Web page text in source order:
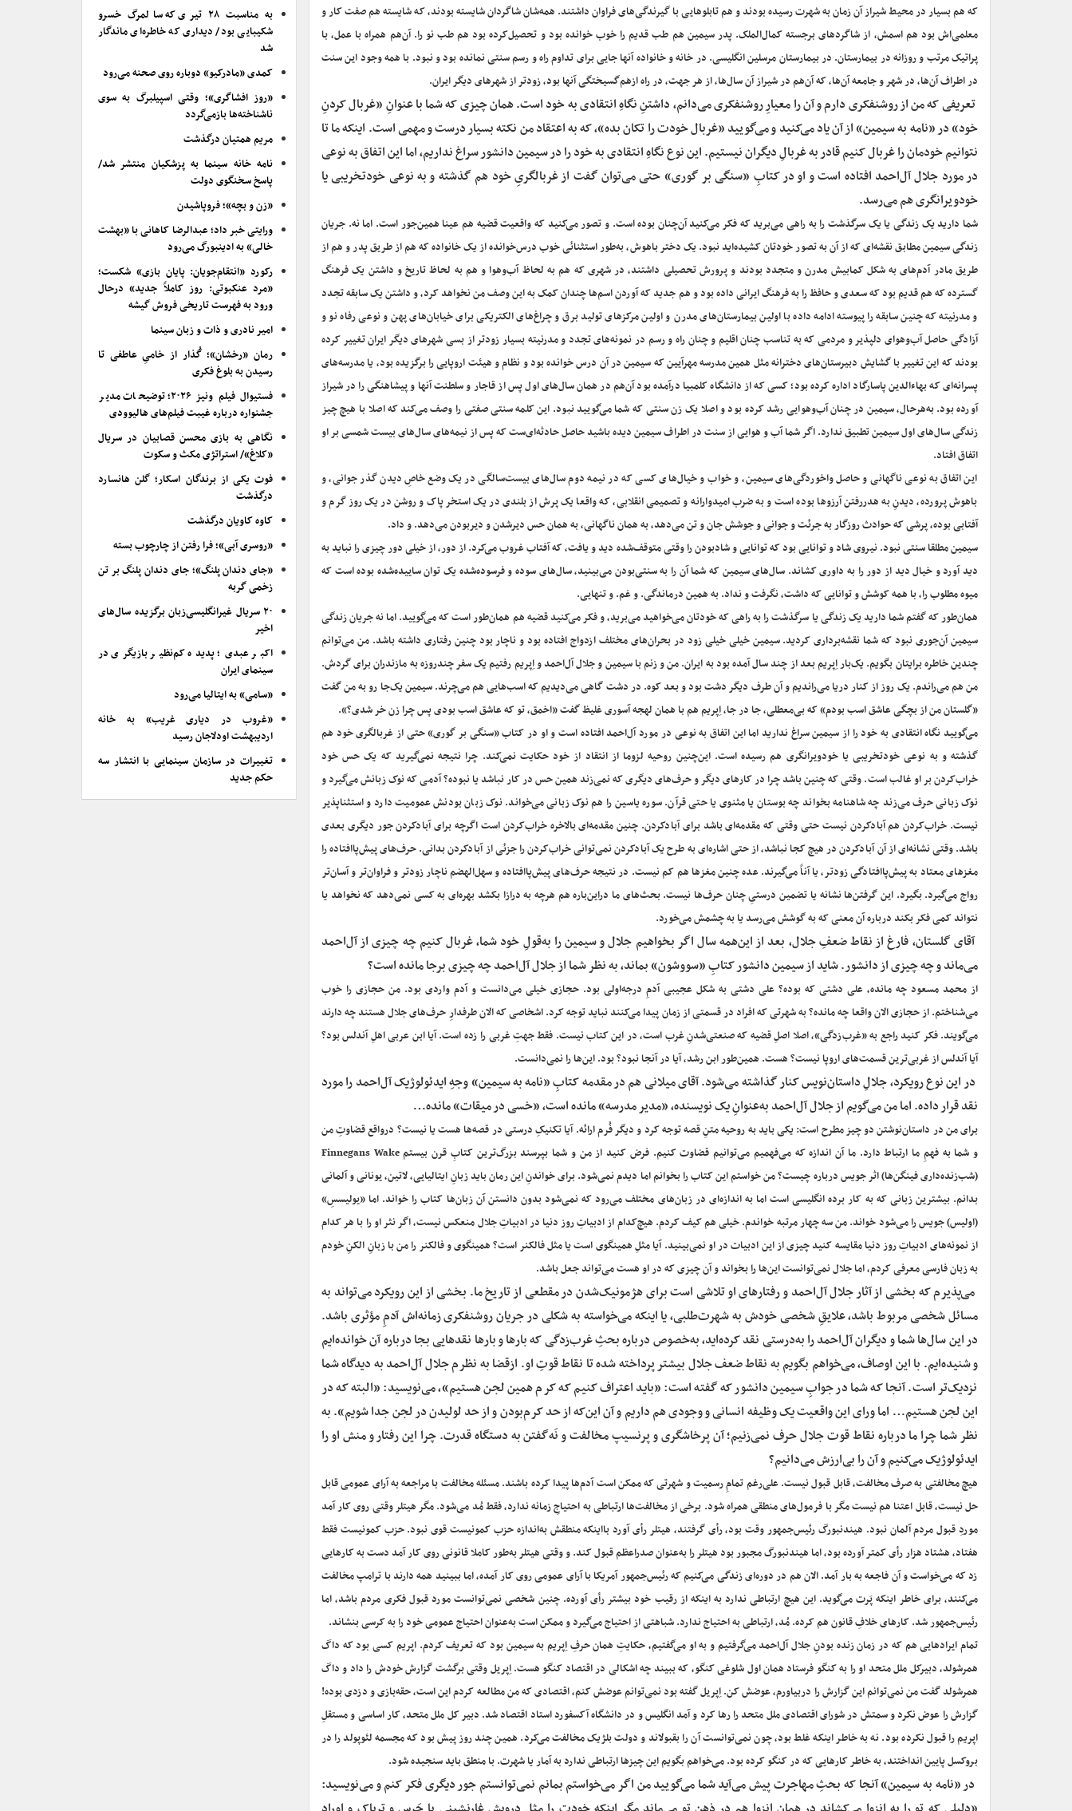
که هم بسیار در محیط شیراز آن زمان به شهرت رسیده بودند و هم تابلوهایی با گیرندگی‌های فراوان داشتند. همه‌شان شاگردان شایسته بودند، که شایسته هم صفت کار و
معلمی‌اش بود هم اسمش، از شاگردهای برجسته کمال‌الملک. پدر سیمین هم طب قدیم را خوب خوانده بود و تحصیل‌کرده بود هم طب نو را. آن‌هم همراه با عمل، با
پراتیک مرتب و روزانه در بیمارستان. در بیمارستان مرسلین انگلیسی. در خانه و خانواده آنها جایی برای تداوم راه و رسم سنتی نمانده بود و نبود. با همه وجود این سنت
در اطراف آن‌ها، در شهر و جامعه آن‌ها، که آن‌هم در شیراز آن سال‌ها، از هر جهت، در راه ازهم‌گسیختگی آنها بود، زودتر از شهرهای دیگر ایران.
‌ تعریفی که من از روشنفکری دارم و آن را معیارِ روشنفکری می‌دانم، داشتنِ نگاهِ انتقادی به خود است. همان چیزی که شما با عنوانِ «غربال کردنِ
خود» در «نامه به سیمین» از آن یاد می‌کنید و می‌گویید «غربال خودت را تکان بده»، که به اعتقاد من نکته بسیار درست و مهمی است. اینکه ما تا
نتوانیم خودمان را غربال کنیم قادر به غربالِ دیگران نیستیم. این نوع نگاهِ انتقادی به خود را در سیمین دانشور سراغ نداریم، اما این اتفاق به ‌نوعی
در مورد جلال آل‌احمد افتاده است و او در کتابِ «سنگی بر گوری» حتی می‌توان گفت از غربالگریِ خود هم گذشته و به نوعی خودتخریبی یا
خودویرانگری هم می‌رسد.
شما دارید یک زندگی یا یک سرگذشت را به راهی می‌برید که فکر می‌کنید آن‌چنان بوده است. و تصور می‌کنید که واقعیت قضیه هم عینا همین‌جور است. اما نه. جریان
زندگی سیمین مطابق نقشه‌ای که از آن به تصور خودتان کشیده‌اید نبود. یک دختر باهوش، به‌طور استثنائی خوب درس‌خوانده از یک خانواده که هم از طریق پدر و هم از
طریق مادر آدم‌های به شکل کمابیش مدرن و متجدد بودند و پرورش تحصیلی داشتند، در شهری که هم به لحاظ آب‌وهوا و هم به لحاظ تاریخ و داشتن یک فرهنگ
گسترده که هم قدیم بود که سعدی و حافظ را به فرهنگ ایرانی داده بود و هم جدید که آوردن اسم‌ها چندان کمک به این وصف من نخواهد کرد، و داشتن یک سابقه تجدد
و مدرنیته که چنین سابقه را پیوسته ادامه داده با اولین بیمارستان‌های مدرن و اولین مرکزهای تولید برق و چراغ‌های الکتریکی برای خیابان‌های پهن و نوعی رفاه نو و
آزادگی حاصل آب‌وهوای دلپذیر و مردمی که به ‌تناسب چنان اقلیم و چنان راه و رسم در نمونه‌های تجدد و مدرنیته بسیار زودتر از بسی شهرهای دیگر ایران تغییر کرده
بودند که این تغییر با گشایش دبیرستان‌های دخترانه مثل همین مدرسه مهرآیین که سیمین در آن درس خوانده بود و نظام و هیئت اروپایی را برگزیده بود، یا مدرسه‌های
پسرانه‌ای که بهاءالدین پاسارگاد اداره کرده بود؛ کسی که از دانشگاه کلمبیا درآمده بود آن‌هم در همان سال‌های اول پس از قاجار و سلطنت آنها و پیشاهنگی را در شیراز
آورده بود. به‌هرحال، سیمین در چنان آب‌وهوایی رشد کرده بود و اصلا یک زن سنتی که شما می‌گویید نبود. این کلمه سنتی صفتی را وصف می‌کند که اصلا با هیچ چیز
زندگی سال‌های اول سیمین تطبیق ندارد. اگر شما آب و هوایی از سنت در اطراف سیمین دیده باشید حاصل حادثه‌ای‌ست که پس از نیمه‌های سال‌های بیست شمسی بر او
اتفاق افتاد.
این اتفاق به نوعی ناگهانی و حاصل واخوردگی‌های سیمین، و خواب و خیال‌های کسی که در نیمه دوم سال‌های بیست‌سالگی در یک وضع خاصِ دیدن گذر جوانی، و
باهوش پرورده، دیدنِ به هدررفتن آرزوها بوده است و به ضرب امیدوارانه و تصمیمی انقلابی، که واقعا یک پرش از بلندی در یک استخر پاک و روشن در یک روز گرم و
آفتابی بوده، پرشی که حوادث روزگار به جرئت و جوانی و جوشش جان و تن می‌دهد، به همان ناگهانی، به همان حس دیرشدن و دیربودن می‌دهد. و داد.
سیمین مطلقا سنتی نبود. نیروی شاد و توانایی بود که توانایی و شادبودن را وقتی متوقف‌شده دید و یافت، که آفتاب غروب می‌کرد. از دور، از خیلی دور چیزی را نباید به
دید آورد و خیال دید از دور را به داوری کشاند. سال‌های سیمین که شما آن را به سنتی‌بودن می‌بینید، سال‌های سوده و فرسوده‌‌شده یک توان ساییده‌شده بوده است که
میوه مطلوب را، با همه کوشش و توانایی که داشت، نگرفت و نداد. به همین درماندگی. و غم. و تنهایی.
همان‌طور که گفتم شما دارید یک زندگی یا سرگذشت را به راهی که خودتان می‌خواهید می‌برید، و فکر می‌کنید قضیه هم همان‌طور است که می‌گویید. اما نه جریان زندگی
سیمین آن‌جوری نبود که شما نقشه‌برداری کردید. سیمین خیلی خیلی زود در بحران‌های مختلف ازدواج افتاده بود و ناچار بود چنین رفتاری داشته باشد. من می‌توانم
چندین خاطره برایتان بگویم. یک‌بار اِپریم بعد از چند سال آمده بود به ایران. من و زنم با سیمین و جلال آل‌احمد و اِپریم رفتیم یک سفر چندروزه به مازندران برای گردش.
من هم می‌راندم. یک روز از کنار دریا می‌راندیم و آن طرف دیگر دشت بود و بعد کوه. در دشت گاهی می‌دیدیم که اسب‌هایی هم می‌چرند. سیمین یک‌جا رو به من گفت
«گلستان من از بچگی عاشق اسب بودم» که بی‌معطلی، جا در جا، اِپریم هم با همان لهجه آسوری غلیظ گفت «اخمق، تو که عاشق اسب بودی پس چرا زن خر شدی؟».
می‌گویید نگاه انتقادی به خود را از سیمین سراغ ندارید اما این اتفاق به نوعی در مورد آل‌احمد افتاده است و او در کتاب «سنگی بر گوری» حتی از غربالگری خود هم
گذشته و به نوعی خودتخریبی یا خودویرانگری هم رسیده است. این‌چنین روحیه لزوما از انتقاد از خود حکایت نمی‌کند. چرا نتیجه نمی‌گیرید که یک حس خود
خراب‌کردن بر او غالب است. وقتی که چنین باشد چرا در کارهای دیگر و حرف‌های دیگری که نمی‌زند همین حس در کار نباشد یا نبوده؟ آدمی که نوک زبانش می‌گیرد و
نوک ‌زبانی حرف می‌زند چه شاهنامه بخواند چه بوستان یا مثنوی یا حتی قرآن. سوره یاسین را هم نوک زبانی می‌خواند. نوک زبان بودنش عمومیت دارد و استثناپذیر
نیست. خراب‌کردن هم آبادکردن نیست حتی وقتی که مقدمه‌ای باشد برای آباد‌کردن. چنین مقدمه‌ای بالاخره خراب‌کردن است اگرچه برای آبادکردن جور دیگری بعدی
باشد. وقتی نشانه‌ای از آن آبادکردن در هیچ کجا نباشد، از حتی اشاره‌ای به طرح یک آبادکردن نمی‌توانی خراب‌کردن را جزئی از آبادکردن بدانی. حرف‌های پیش‌پا‌افتاده را
مغزهای معتاد به پیش‌پاافتادگی زودتر، یا آناً می‌گیرند. عده چنین مغزها هم کم نیست. در نتیجه حرف‌‌های پیش‌پا‌افتاده و سهل‌الهضم ناچار زودتر و فراوان‌تر و آسان‌تر
رواج می‌گیرد. بگیرد. این گرفتن‌ها نشانه یا تضمین درستی‌‌ِ چنان حرف‌ها نیست. بحث‌های ما دراین‌باره هم هرچه به درازا بکشد بهره‌ای به کسی نمی‌دهد که نخواهد یا
نتواند کمی فکر بکند درباره آن معنی که به گوشش می‌رسد یا به چشمش می‌خورد.
‌ آقای گلستان، فارغ از نقاط ضعفِ جلال، بعد از این‌همه سال اگر بخواهیم جلال و سیمین را به‌قولِ خود شما، غربال کنیم چه چیزی از آل‌احمد
می‌ماند و چه چیزی از دانشور. شاید از سیمین دانشور کتابِ «سووشون» بماند، به نظر شما از جلال آل‌احمد چه چیزی برجا مانده است؟
از محمد مسعود چه مانده، علی دشتی که بوده؟ علی دشتی به‌ شکل عجیبی آدمِ درجه‌اولی بود. حجازی خیلی می‌دانست و آدم واردی بود. من حجازی را خوب
می‌شناختم. از حجازی الان واقعا چه مانده؟ به شهرتی که افراد در قسمتی از زمان پیدا می‌کنند نباید توجه کرد. اشخاصی که الان طرفدارِ حرف‌های جلال هستند چه دارند
می‌گویند. فکر کنید راجع به «غرب‌زدگی»، اصلا اصلِ قضیه که صنعتی‌شدنِ غرب است، در این کتاب نیست. فقط جهتِ غربی را زده است. آیا ابن‌ عربی اهلِ آندلس بود؟
آیا آندلس از غربی‌ترین قسمت‌های اروپا نیست؟ هست. همین‌طور ابن رشد، آیا در آنجا نبود؟ بود. این‌ها را نمی‌دانست.
‌ در این نوع رویکرد، جلالِ داستان‌نویس کنار گذاشته می‌شود. آقای میلانی هم در مقدمه کتابِ «نامه به سیمین» وجهِ ایدئولوژیک آل‌احمد را مورد
نقد قرار داده. اما من می‌گویم از جلال آل‌احمد به‌عنوانِ یک نویسنده، «مدیر مدرسه» مانده است، «خسی در میقات» مانده…
برای من در داستان‌نوشتن دو چیز مطرح است: یکی باید به روحیه متنِ قصه توجه کرد و دیگر فُرم ارائه. آیا تکنیکِ درستی در قصه‌ها هست یا نیست؟ درواقع قضاوتِ من
و شما به فهمِ ما ارتباط دارد. ما آن اندازه که می‌فهمیم می‌توانیم قضاوت کنیم. فرض کنید از من و شما بپرسند بزرگ‌‌ترین کتابِ قرن بیستم Finnegans Wake
(شب‌زنده‌داری فینگن‌ها) اثر جویس درباره چیست؟ من خواستم این کتاب را بخوانم اما دیدم نمی‌شود. برای خواندنِ این رمان باید زبانِ ایتالیایی‌، لاتین، یونانی و آلمانی
بدانم. بیشترین زبانی که به کار برده انگلیسی است اما به اندازه‌ای در زبان‌های مختلف می‌رود که نمی‌‌شود بدون دانستن آن زبان‌ها کتاب را خواند. اما «یولیسسِ»
(اولیس) جویس را می‌شود خواند. من سه چهار مرتبه خواندم. خیلی هم کیف کردم. هیچ‌کدام از ادبیاتِ روز دنیا در ادبیاتِ جلال منعکس نیست، اگر نثر او را با هر کدام
از نمونه‌های ادبیاتِ روز دنیا مقایسه کنید چیزی از این ادبیات در او نمی‌بینید. آیا مثلِ همینگوی است یا مثل فالکنر است؟ همینگوی و فالکنر را من با زبانِ الکنِ خودم
به زبان فارسی معرفی کردم، اما جلال نمی‌توانست این‌ها را بخواند و آن چیزی که در او هست می‌تواند جعل باشد.
‌ می‌پذیرم که بخشی از آثار جلال آل‌احمد و رفتارهای او تلاشی است برای هژمونیک‌‌شدن در مقطعی از تاریخ ما. بخشی از این رویکرد می‌تواند به
مسائل شخصی مربوط باشد، علایقِ شخصی خودش به شهرت‌طلبی، یا اینکه می‌خواسته به ‌شکلی در جریان روشنفکری زمانه‌اش آدمِ مؤثری باشد.
در این سال‌ها شما و دیگران آل‌احمد را به‌درستی نقد کرده‌اید، به‌خصوص درباره بحثِ غرب‌زدگی که بارها و بارها نقدهایی بجا درباره آن خوانده‌ایم
و شنیده‌ایم. با این اوصاف، می‌خواهم بگویم به نقاط ضعف جلال بیشتر پرداخته شده تا نقاط قوتِ او. ازقضا به نظرم جلال آل‌احمد به دیدگاه شما
نزدیک‌تر است. آنجا که شما در جوابِ سیمین دانشور که گفته است: «باید اعتراف کنیم که کرم همین لجن هستیم»، می‌نویسید: «البته که در
این لجن هستیم… اما ورای این واقعیت یک وظیفه انسانی و وجودی هم داریم و آن این‌که از حد کرم‌بودن و از حد لولیدن در لجن جدا شویم». به
نظر شما چرا ما درباره نقاط قوت جلال حرف نمی‌زنیم؛ آن پرخاشگری و پرنسیپ مخالفت و نَه‌گفتن به دستگاه قدرت. چرا این رفتار و منش او را
ایدئولوژیک می‌کنیم و آن را بی‌ارزش می‌دانیم؟
هیچ مخالفتی به صرف مخالفت، قابل قبول نیست. علی‌رغم تمامِ رسمیت و شهرتی که ممکن است آدم‌ها پیدا کرده باشند. مسئله مخالفت با مراجعه به آرای عمومی قابل
حل نیست، قابل اعتنا هم نیست مگر با فرمول‌های منطقی همراه شود. برخی از مخالفت‌ها ارتباطی به احتیاجِ زمانه ندارد، فقط مُد می‌شود. مگر هیتلر وقتی روی کار آمد
موردِ قبول مردم آلمان نبود. هیندنبورگ رئیس‌جمهور وقت بود، رأی گرفتند، هیتلر رأی آورد بااینکه منطقش به‌اندازه حزب کمونیست قوی نبود. حزب کمونیست فقط
هفتاد، هشتاد هزار رأی کمتر آورده بود، اما هیندنبورگ مجبور بود هیتلر را به‌عنوان صدراعظم قبول کند. و وقتی هیتلر به‌طور کاملا قانونی روی کار آمد دست به کارهایی
زد که می‌خواست و آن فاجعه به بار آمد. الان هم در دوره‌ای زندگی می‌کنیم که رئیس‌جمهور آمریکا با آرای عمومی روی کار آمده، اما ببینید همه دارند با ترامپ مخالفت
می‌کنند، برای خاطر اینکه پَرت می‌گوید. این هیچ ارتباطی ندارد به اینکه از رقیب خود بیشتر رأی آورده. چنین شخصی نمی‌توانست مورد قبول فکری مردم باشد، اما
رئیس‌جمهور شد. کارهای خلافِ قانون هم کرده. مُد، ارتباطی به احتیاج ندارد. شباهتی از احتیاج می‌گیرد و ممکن است به‌عنوان احتیاج عمومی خود را به کرسی بنشاند.
تمام ایرادهایی هم که در زمان زنده بودنِ جلال آل‌احمد می‌گرفتیم و به او می‌گفتیم، حکایتِ همان حرفِ اِپریم به سیمین بود که تعریف کردم. اپریم کسی بود که داگ
همرشولد، دبیرکل ملل متحد او را به کنگو فرستاد همان اول شلوغی کنگو، که ببیند چه اشکالی در اقتصاد کنگو هست. اِپریل وقتی برگشت گزارش خودش را داد و داگ
همرشولد گفت من نمی‌توانم این گزارش را دربیاورم، عوضش کن. اِپریل ‌گفته بود نمی‌توانم عوضش کنم، اقتصادی که من مطالعه کردم این است، حقه‌بازی و دزدی بوده!
گزارش را عوض نکرد و سمتش در شورای اقتصادی ملل متحد را رها کرد و آمد انگلیس و در دانشگاه آکسفورد استاد اقتصاد شد. دبیر کل ملل متحد، کار اساسی و مستقلِ
اپریم را قبول نکرده بود. نه به خاطر اینکه غلط بود، چون نمی‌توانست آن را بقبولاند و دولت بلژیک مخالفت می‌کرد. همین چند روز پیش بود که مجسمه لئوپولد را در
بروکسل پایین انداختند، به خاطر کارهایی که در کنگو کرده بود. می‌خواهم بگویم این چیزها ارتباطی ندارد به آمار یا شهرت. با منطق باید سنجیده شود.
‌ در «نامه به سیمین» آنجا که بحثِ مهاجرت پیش می‌آید شما می‌گویید من اگر می‌خواستم بمانم نمی‌توانستم جور دیگری فکر کنم و می‌نویسید:
به مناسبت ۲۸ تیری که سالمرگ خسرو
شکیبایی بود/ دیداری که خاطره‌ای ماندگار
شد
کمدی «مادرکیو» دوباره روی صحنه می‌رود
«روز افشاگری»؛ وقتی اسپیلبرگ به سوی
ناشناخته‌ها بازمی‌گردد
مریم همتیان درگذشت
نامه خانه سینما به پزشکیان منتشر شد/
پاسخ سخنگوی دولت
«زن و بچه»؛ فروپاشیدن
ورایتی خبر داد؛ عبدالرضا کاهانی با «بهشت
خالی» به ادینبورگ می‌رود
رکورد «انتقام‌جویان: پایان بازی» شکست؛
«مرد عنکبوتی: روز کاملاً جدید» درحال
ورود به فهرست تاریخی فروش گیشه
امیر نادری و ذات و زبان سینما
رمان «رخشان»؛ گُذار از خامیِ عاطفی تا
رسیدن به بلوغ فکری
فستیوال فیلم ونیز ۲۰۲۶؛ توضیحات مدیر
جشنواره درباره غیبت فیلم‌های هالیوودی
نگاهی به بازی محسن قصابیان در سریال
«کلاغ»/ استراتژی مکث و سکوت
فوت یکی از برندگان اسکار؛ گلن هانسارد
درگذشت
کاوه کاویان درگذشت
«روسری آبی»؛ فرا رفتن از چارچوب بسته
«جای دندان پلنگ»؛ جای دندان پلنگ بر تن
زخمی گربه
۲۰ سریال غیرانگلیسی‌زبان برگزیده سال‌های
اخیر
اکبر عبدی؛ پدیده کم‌نظیر بازیگری در
سینمای ایران
«سامی» به ایتالیا می‌رود
«غروب در دیاری غریب» به خانه
اردیبهشت اودلاجان رسید
تغییرات در سازمان سینمایی با انتشار سه
حکم جدید